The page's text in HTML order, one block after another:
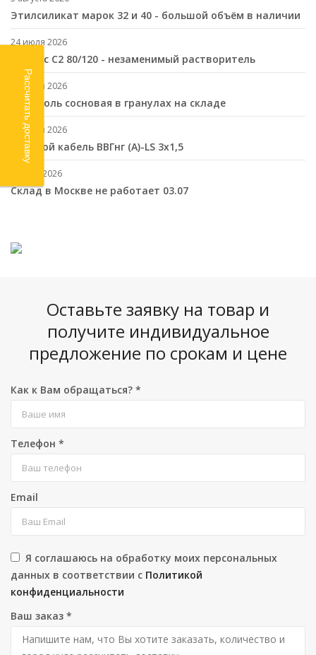
Этилсиликат марок 32 и 40 - большой объём в наличии
24 июля 2026
Нефрас С2 80/120 - незаменимый растворитель
17 июля 2026
Канифоль сосновая в гранулах на складе
10 июля 2026
Cиловой кабель ВВГнг (A)-LS 3х1,5
2 июля 2026
Склад в Москве не работает 03.07
Оставьте заявку на товар и
получите индивидуальное
предложение по срокам и цене
Как к Вам обращаться? *
Телефон *
Email
Я соглашаюсь на обработку моих персональных
данных в соответствии с Политикой
конфиденциальности
Ваш заказ *
Рассчитать доставку